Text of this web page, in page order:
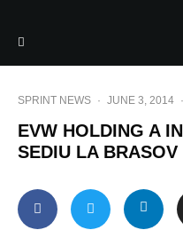
SPRINT NEWS · JUNE 3, 2014 ·
EVW HOLDING A
SEDIU LA BRASOV